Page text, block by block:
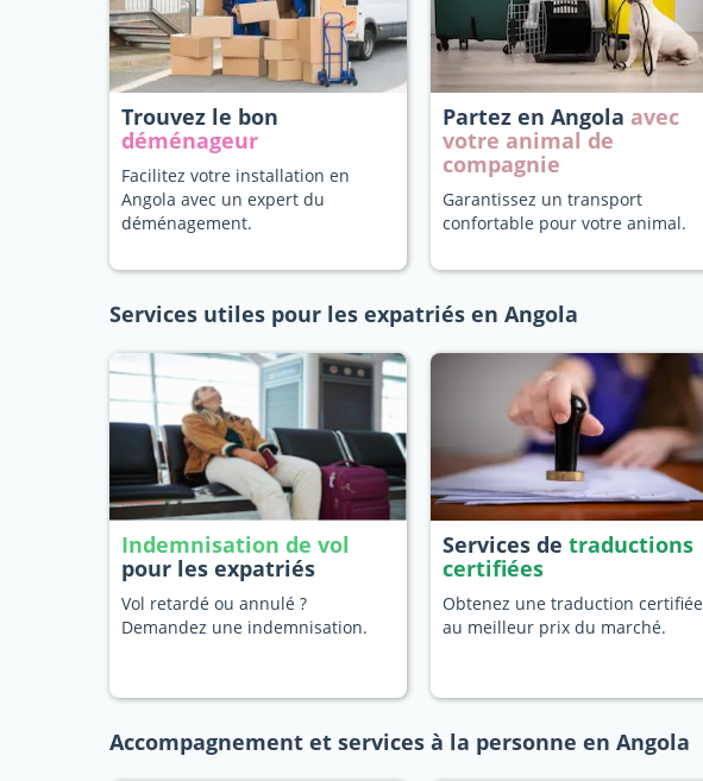
Trouvez le bon
déménageur
Facilitez votre installation en
Angola avec un expert du
déménagement.
Partez en Angola avec
votre animal de
compagnie
Garantissez un transport
confortable pour votre animal.
Services utiles pour les expatriés en Angola
Indemnisation de vol
pour les expatriés
Vol retardé ou annulé ?
Demandez une indemnisation.
Services de traductions
certifiées
Obtenez une traduction certifiée
au meilleur prix du marché.
Accompagnement et services à la personne en Angola